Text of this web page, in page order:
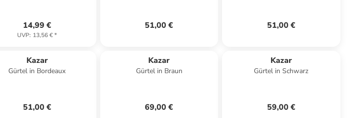
14,99 €
UVP: 13,56 €*
51,00 € 51,00 €
Kazar
Gürtel in Bordeaux
51,00 €
Kazar
Gürtel in Braun
69,00 €
Kazar
Gürtel in Schwarz
59,00 €